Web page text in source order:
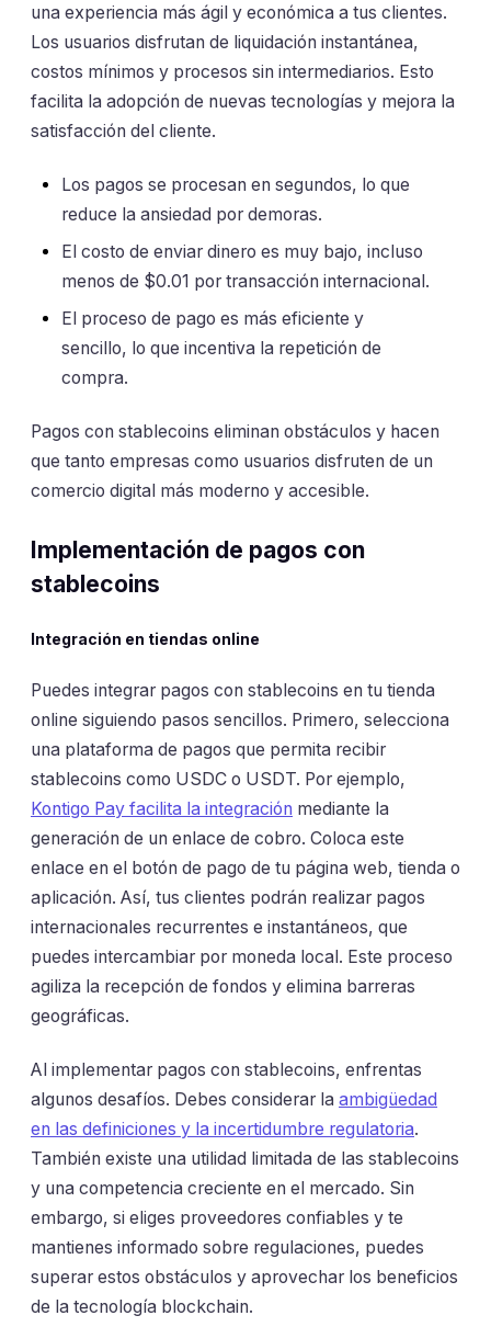
una experiencia más ágil y económica a tus clientes.
Los usuarios disfrutan de liquidación instantánea,
costos mínimos y procesos sin intermediarios. Esto
facilita la adopción de nuevas tecnologías y mejora la
satisfacción del cliente.
Los pagos se procesan en segundos, lo que
reduce la ansiedad por demoras.
El costo de enviar dinero es muy bajo, incluso
menos de $0.01 por transacción internacional.
El proceso de pago es más eficiente y
sencillo, lo que incentiva la repetición de
compra.
Pagos con stablecoins eliminan obstáculos y hacen
que tanto empresas como usuarios disfruten de un
comercio digital más moderno y accesible.
Implementación de pagos con
stablecoins
Integración en tiendas online
Puedes integrar pagos con stablecoins en tu tienda
online siguiendo pasos sencillos. Primero, selecciona
una plataforma de pagos que permita recibir
stablecoins como USDC o USDT. Por ejemplo,
Kontigo Pay facilita la integración mediante la
generación de un enlace de cobro. Coloca este
enlace en el botón de pago de tu página web, tienda o
aplicación. Así, tus clientes podrán realizar pagos
internacionales recurrentes e instantáneos, que
puedes intercambiar por moneda local. Este proceso
agiliza la recepción de fondos y elimina barreras
geográficas.
Al implementar pagos con stablecoins, enfrentas
algunos desafíos. Debes considerar la ambigüedad
en las definiciones y la incertidumbre regulatoria.
También existe una utilidad limitada de las stablecoins
y una competencia creciente en el mercado. Sin
embargo, si eliges proveedores confiables y te
mantienes informado sobre regulaciones, puedes
superar estos obstáculos y aprovechar los beneficios
de la tecnología blockchain.